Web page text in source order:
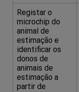
Registar o
microchip do
animal de
estimação e
identificar os
donos de
animais de
estimação a
partir de